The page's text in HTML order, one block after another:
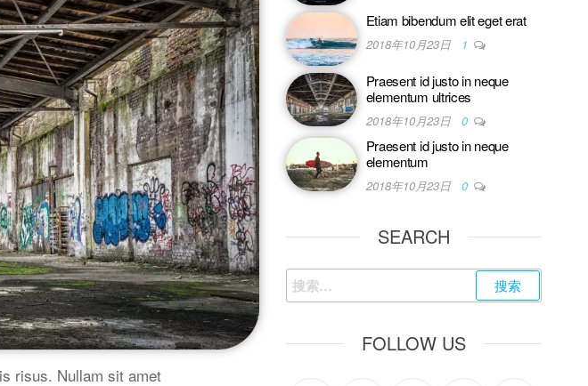
risus. Nullam sit amet
Etiam bibendum elit eget erat
2018年10月23日 1
Praesent id justo in neque
elementum ultrices
2018年10月23日 0
Praesent id justo in neque
elementum
2018年10月23日 0
SEARCH
FOLLOW US